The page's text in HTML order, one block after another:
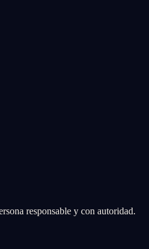
responsable y con autoridad.